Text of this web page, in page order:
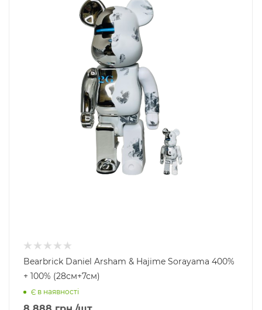
Bearbrick Daniel Arsham & Hajime Sorayama 400%
+ 100% (28см+7см)
Є в наявності